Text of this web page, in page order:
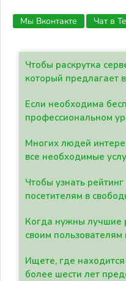
Мы Вконтакте Чат в
Чтобы раскрутка
который предлагает
Если необходима
профессиональном
Многих людей
все необходимые
Чтобы узнать
посетителям в
Когда нужны лучшие
своим
Ищете, где
более шести лет